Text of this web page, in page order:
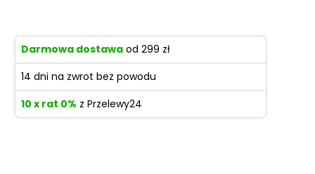
Darmowa dostawa od 299 zł
14 dni na zwrot bez powodu
10 x rat 0% z Przelewy24